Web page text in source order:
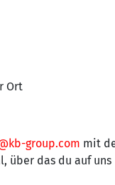
Ort
group.com mit
über das du auf uns